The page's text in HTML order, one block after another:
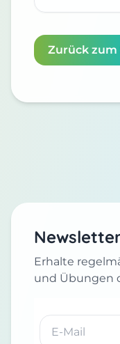
Zurück zum
Erhalte
und Übungen